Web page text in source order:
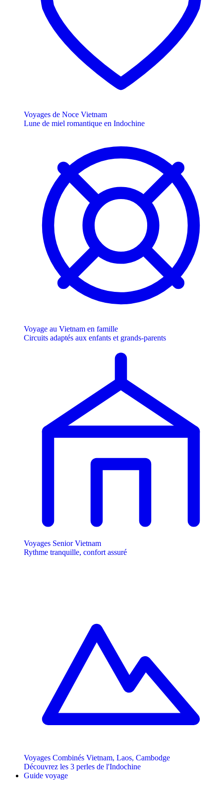
Voyages de Noce Vietnam
Lune de miel romantique en Indochine
Voyage au Vietnam en famille
Circuits adaptés aux enfants et grands-parents
Voyages Senior Vietnam
Rythme tranquille, confort assuré
Voyages Combinés Vietnam, Laos, Cambodge
Découvrez les 3 perles de l'Indochine
Guide voyage